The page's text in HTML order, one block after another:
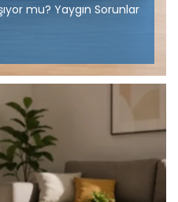
mu? Yaygın Sorunlar